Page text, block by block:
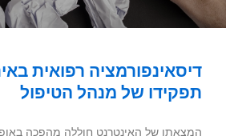
דיסאינפורמציה רפואית
תפקידו של מנהל הטיפול
המצאתו של האינטרנט חוללה מהפכה